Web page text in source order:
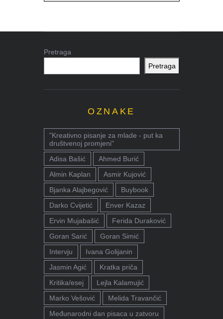
Pretraga
Pretraga
OZNAKE
"Kreativno pisanje za mlade - put ka
društvenoj promjeni"
Adisa Bašić
Ahmed Burić
Almin Kaplan
Asmir Kujović
Bjanka Alajbegović
Buybook
Darko Cvijetić
Enver Kazaz
Ervin Mujabašić
Ferida Duraković
Goran Sarić
Goran Simić
Intervju
Ivana Golijanin
Jasmin Agić
Kratka priča
Kritika/esej
Lejla Kalamujić
Marko Vešović
Melida Travančić
Međunarodni dan pisaca u zatvoru